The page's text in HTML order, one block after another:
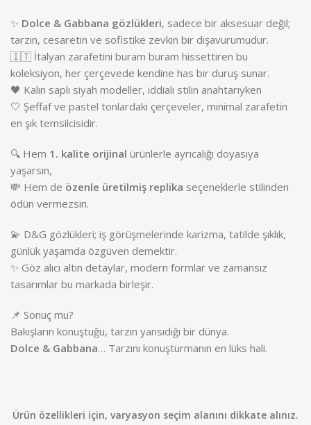
✨ Dolce & Gabbana gözlükleri, sadece bir aksesuar değil;
tarzın, cesaretin ve sofistike zevkin bir dışavurumudur.
🇮🇹 İtalyan zarafetini buram buram hissettiren bu
koleksiyon, her çerçevede kendine has bir duruş sunar.
🖤 Kalın saplı siyah modeller, iddialı stilin anahtarıyken
🤍 Şeffaf ve pastel tonlardaki çerçeveler, minimal zarafetin
en şık temsilcisidir.
🔍 Hem 1. kalite orijinal ürünlerle ayrıcalığı doyasıya
yaşarsın,
💸 Hem de özenle üretilmiş replika seçeneklerle stilinden
ödün vermezsin.
💫 D&G gözlükleri; iş görüşmelerinde karizma, tatilde şıklık,
günlük yaşamda özgüven demektir.
✨ Göz alıcı altın detaylar, modern formlar ve zamansız
tasarımlar bu markada birleşir.
📌 Sonuç mu?
Bakışların konuştuğu, tarzın yansıdığı bir dünya.
Dolce & Gabbana… Tarzını konuşturmanın en lüks hali.
Ürün özellikleri için, varyasyon seçim alanını dikkate alınız.